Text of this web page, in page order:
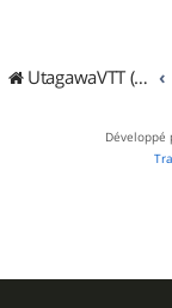
UtagawaVTT (Randos VTT et VTTAE avec traces GPS)
Développé